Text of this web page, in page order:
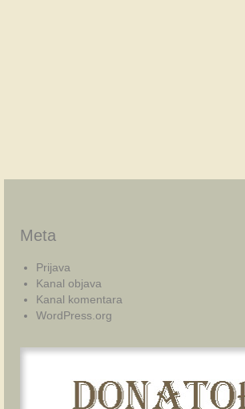
Meta
Prijava
Kanal objava
Kanal komentara
WordPress.org